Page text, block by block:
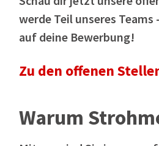
werde Teil unseres Teams
auf deine Bewerbung!
Zu den offenen
Warum